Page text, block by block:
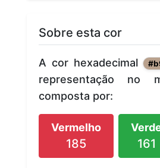
Sobre esta cor
A cor hexadecimal
representação no
composta por:
Vermelho
185 161